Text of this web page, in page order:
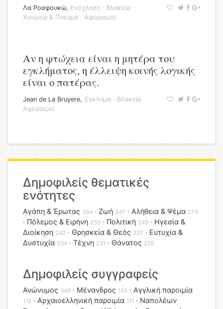
Λα Ροσφουκώ, Ενόχληση · Βλακεία ·
Χιούμορ & Πνεύμα · Αφορισμοί
Αν η φτώχεια είναι η μητέρα του
εγκλήματος, η έλλειψη κοινής λογικής
είναι ο πατέρας.
Jean de La Bruyere, Έγκλημα · Βλακεία ·
Αφορισμοί
Δημοφιλείς θεματικές
ενότητες
Αγάπη & Έρωτας 364 Ζωή 347 Αλήθεια & Ψέμα 279
Πόλεμος & Ειρήνη 250 Πολιτική 249
Ηγεσία &
Διοίκηση 242 Θρησκεία & Θεός 237
Ευτυχία &
Δυστυχία 234 Τέχνη 231 Θάνατος 226
Δημοφιλείς συγγραφείς
Ανώνυμος 348 Μένανδρος 155 Αγγλική παροιμία
116 Αρχαιοελληνική παροιμία 111
Ναπολέων